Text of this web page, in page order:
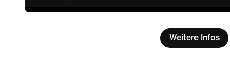
Weitere Infos